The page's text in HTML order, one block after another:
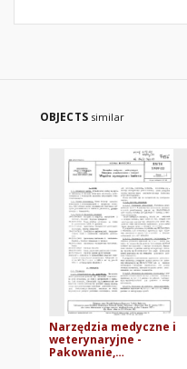
OBJECTS similar
Narzędzia medyczne i
weterynaryjne -
Pakowanie,